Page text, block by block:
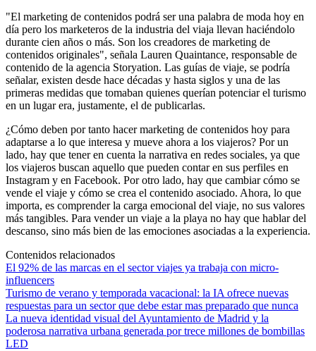
"El marketing de contenidos podrá ser una palabra de moda hoy en
día pero los marketeros de la industria del viaja llevan haciéndolo
durante cien años o más. Son los creadores de marketing de
contenidos originales", señala Lauren Quaintance, responsable de
contenido de la agencia Storyation. Las guías de viaje, se podría
señalar, existen desde hace décadas y hasta siglos y una de las
primeras medidas que tomaban quienes querían potenciar el turismo
en un lugar era, justamente, el de publicarlas.
¿Cómo deben por tanto hacer marketing de contenidos hoy para
adaptarse a lo que interesa y mueve ahora a los viajeros? Por un
lado, hay que tener en cuenta la narrativa en redes sociales, ya que
los viajeros buscan aquello que pueden contar en sus perfiles en
Instagram y en Facebook. Por otro lado, hay que cambiar cómo se
vende el viaje y cómo se crea el contenido asociado. Ahora, lo que
importa, es comprender la carga emocional del viaje, no sus valores
más tangibles. Para vender un viaje a la playa no hay que hablar del
descanso, sino más bien de las emociones asociadas a la experiencia.
Contenidos relacionados
El 92% de las marcas en el sector viajes ya trabaja con micro-
influencers
Turismo de verano y temporada vacacional: la IA ofrece nuevas
respuestas para un sector que debe estar mas preparado que nunca
La nueva identidad visual del Ayuntamiento de Madrid y la
poderosa narrativa urbana generada por trece millones de bombillas
LED